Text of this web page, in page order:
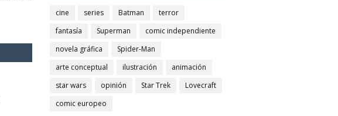
cine series Batman
terror
fantasía
Superman
comic independiente
novela gráfica
Spider-Man
arte conceptual
ilustración
animación
star wars
opinión Star Trek
Lovecraft
comic europeo